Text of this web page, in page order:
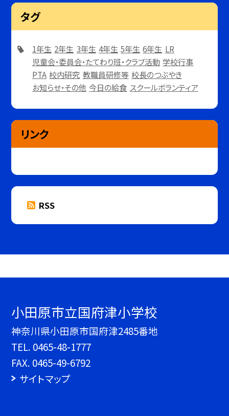
タグ
1年生 2年生 3年生 4年生 5年生 6年生 LR
児童会・委員会・たてわり班・クラブ活動 学校行事
PTA 校内研究 教職員研修等 校長のつぶやき
お知らせ・その他 今日の給食 スクールボランティア
リンク
RSS
小田原市立国府津小学校
神奈川県小田原市国府津2485番地
TEL. 0465-48-1777
FAX. 0465-49-6792
サイトマップ